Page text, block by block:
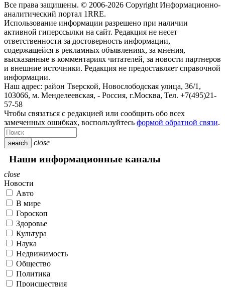
Все права защищены. © 2006-2026 CopyrightИнформационно-
аналитический портал 1RRE.
Использование информации разрешено при наличии
активной гиперссылки на сайт. Редакция не несет
ответственности за достоверность информации,
содержащейся в рекламных объявлениях, за мнения,
высказанные в комментариях читателей, за новости партнеров
и внешние источники. Редакция не предоставляет справочной
информации.
Наш адрес: район Тверской, Новослободская улица, 36/1,
103066, м. Менделеевская, - Россия, г.Москва, Тел. +7(495)21-
57-58
Чтобы связаться с редакцией или сообщить обо всех
замеченных ошибках, воспользуйтесь формой обратной связи.
search close
Наши информационные каналы
close
Новости
Авто
В мире
Гороскоп
Здоровье
Культура
Наука
Недвижимость
Общество
Политика
Происшествия